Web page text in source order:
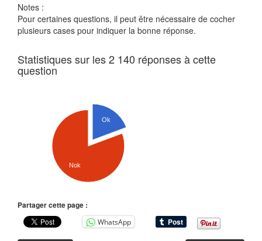
Notes :
Pour certaines questions, il peut être nécessaire de cocher
plusieurs cases pour indiquer la bonne réponse.
Statistiques sur les 2 140 réponses à cette
question
Ok
Nok
Partager cette page :
WhatsApp